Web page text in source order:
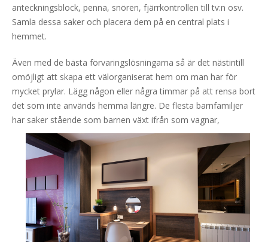
anteckningsblock, penna, snören, fjärrkontrollen till tv:n osv.
Samla dessa saker och placera dem på en central plats i
hemmet.
Även med de bästa förvaringslösningarna så är det nästintill
omöjligt att skapa ett välorganiserat hem om man har för
mycket prylar. Lägg någon eller några timmar på att rensa bort
det som inte används hemma längre. De flesta barnfamiljer
har saker stående som barnen växt ifrån som vagnar,